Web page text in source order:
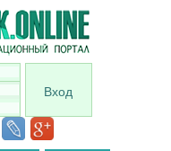
Вход